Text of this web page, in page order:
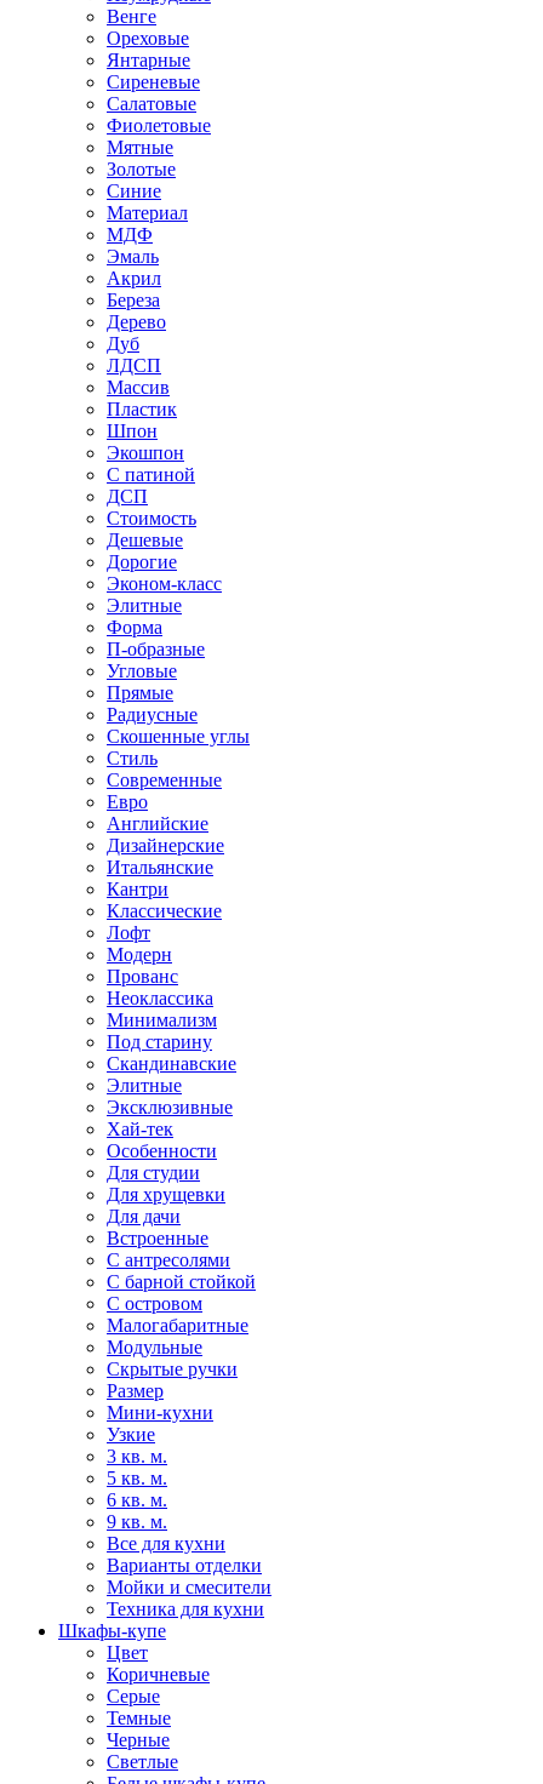
Венге
Ореховые
Янтарные
Сиреневые
Салатовые
Фиолетовые
Мятные
Золотые
Синие
Материал
МДФ
Эмаль
Акрил
Береза
Дерево
Дуб
ЛДСП
Массив
Пластик
Шпон
Экошпон
С патиной
ДСП
Стоимость
Дешевые
Дорогие
Эконом-класс
Элитные
Форма
П-образные
Угловые
Прямые
Радиусные
Скошенные углы
Стиль
Современные
Евро
Английские
Дизайнерские
Итальянские
Кантри
Классические
Лофт
Модерн
Прованс
Неоклассика
Минимализм
Под старину
Скандинавские
Элитные
Эксклюзивные
Хай-тек
Особенности
Для студии
Для хрущевки
Для дачи
Встроенные
С антресолями
С барной стойкой
С островом
Малогабаритные
Модульные
Скрытые ручки
Размер
Мини-кухни
Узкие
3 кв. м.
5 кв. м.
6 кв. м.
9 кв. м.
Все для кухни
Варианты отделки
Мойки и смесители
Техника для кухни
Шкафы-купе
Цвет
Коричневые
Серые
Темные
Черные
Светлые